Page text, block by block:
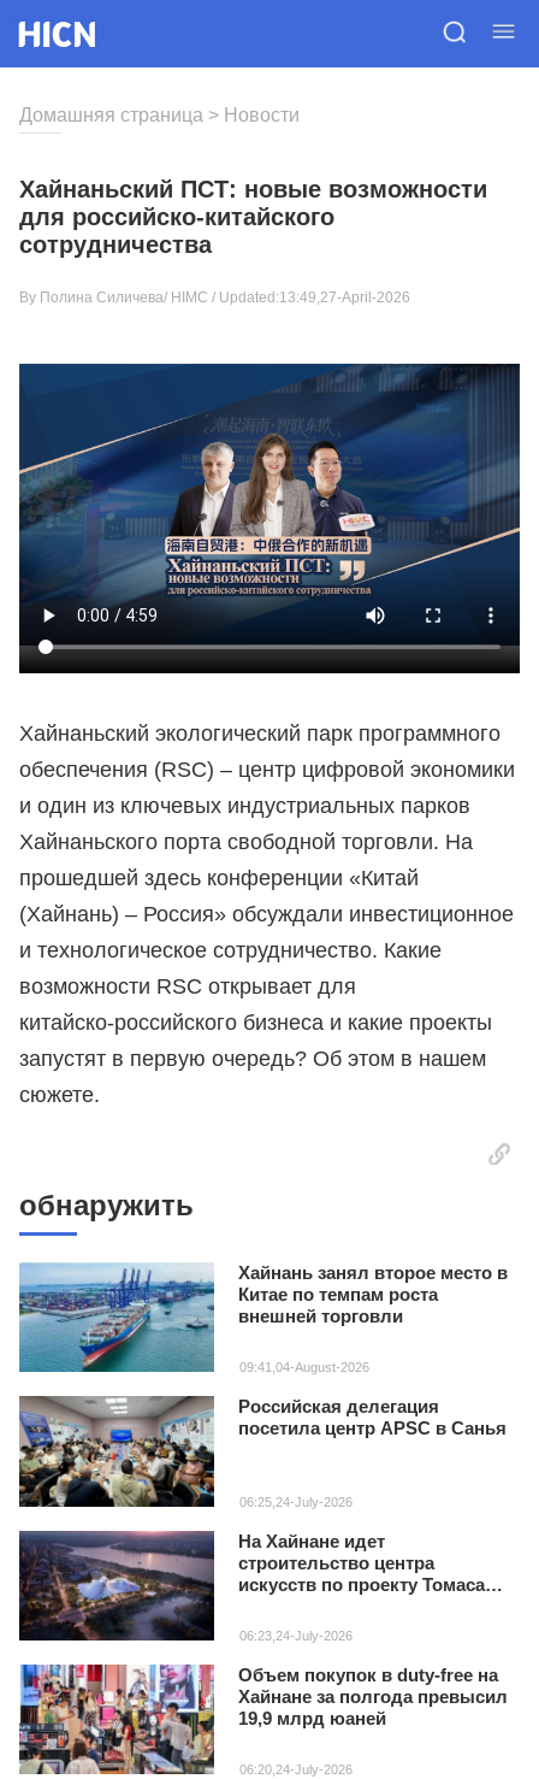
Домашняя страница > Новости
Хайнаньский ПСТ: новые возможности
для российско-китайского
сотрудничества
By Полина Силичева/ HIMC / Updated:13:49,27-April-2026
Хайнаньский экологический парк программного
обеспечения (RSC) – центр цифровой экономики
и один из ключевых индустриальных парков
Хайнаньского порта свободной торговли. На
прошедшей здесь конференции «Китай
(Хайнань) – Россия» обсуждали инвестиционное
и технологическое сотрудничество. Какие
возможности RSC открывает для
китайско‑российского бизнеса и какие проекты
запустят в первую очередь? Об этом в нашем
сюжете.
обнаружить
Хайнань занял второе место в
Китае по темпам роста
внешней торговли
09:41,04-August-2026
Российская делегация
посетила центр APSC в Санья
06:25,24-July-2026
На Хайнане идет
строительство центра
искусств по проекту Томаса
06:23,24-July-2026
Объем покупок в duty‑free на
Хайнане за полгода превысил
19,9 млрд юаней
06:20,24-July-2026